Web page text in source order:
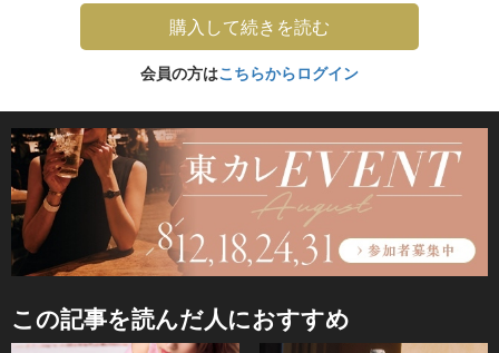
購入して続きを読む
会員の方はこちらからログイン
この記事を読んだ人におすすめ